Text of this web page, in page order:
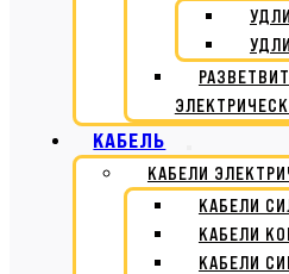
КАБЕЛЬ
КАБЕЛИ
КАБЕЛИ
КАБЕЛИ
КАБЕЛИ